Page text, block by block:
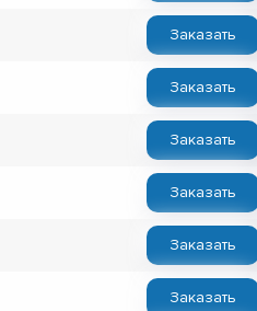
Заказать
Заказать
Заказать
Заказать
Заказать
Заказать